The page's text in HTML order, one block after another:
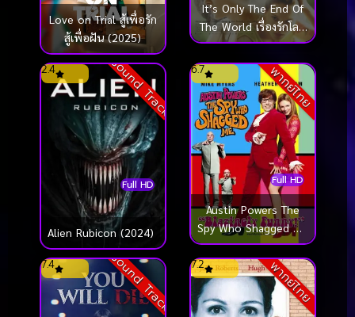
Love on Trial สู้เพื่อรัก
สู้เพื่อฝัน (2025)
It’s Only The End Of
The World เรื่องรักโลก
แตก (2016)
Sound Track
Full HD
2.4
Alien Rubicon (2024)
พากย์ไทย
Full HD
6.7
Austin Powers The
Spy Who Shagged Me
(1999) ออสติน เพา
เวอร์ สายลับ ลับๆ ล่อๆ
Sound Track
7.4 พากย์ไทย
7.2